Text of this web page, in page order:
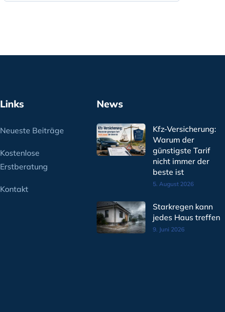
Links
Neueste Beiträge
Kostenlose
Erstberatung
Kontakt
News
Kfz-Versicherung:
Warum der
günstigste Tarif
nicht immer der
beste ist
5. August 2026
Starkregen kann
jedes Haus treffen
9. Juni 2026